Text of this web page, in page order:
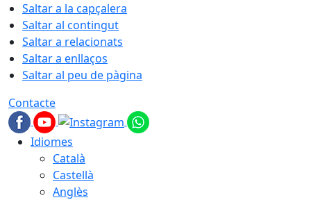
Saltar a la capçalera
Saltar al contingut
Saltar a relacionats
Saltar a enllaços
Saltar al peu de pàgina
Contacte
Idiomes
Català
Castellà
Anglès